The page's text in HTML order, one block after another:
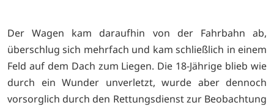
Der Wagen kam daraufhin von der Fahrbahn ab,
überschlug sich mehrfach und kam schließlich in einem
Feld auf dem Dach zum Liegen. Die 18-Jährige blieb wie
durch ein Wunder unverletzt, wurde aber dennoch
vorsorglich durch den Rettungsdienst zur Beobachtung